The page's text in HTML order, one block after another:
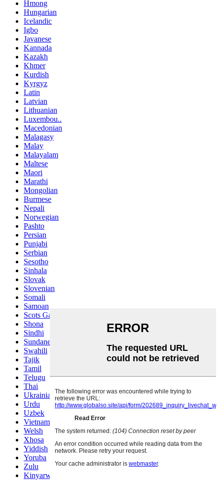
Hmong
Hungarian
Icelandic
Igbo
Javanese
Kannada
Kazakh
Khmer
Kurdish
Kyrgyz
Latin
Latvian
Lithuanian
Luxembou..
Macedonian
Malagasy
Malay
Malayalam
Maltese
Maori
Marathi
Mongolian
Burmese
Nepali
Norwegian
Pashto
Persian
Punjabi
Serbian
Sesotho
Sinhala
Slovak
Slovenian
Somali
Samoan
Scots Gaelic
Shona
Sindhi
Sundanese
Swahili
Tajik
Tamil
Telugu
Thai
Ukrainian
Urdu
Uzbek
Vietnamese
Welsh
Xhosa
Yiddish
Yoruba
Zulu
Kinyarwanda